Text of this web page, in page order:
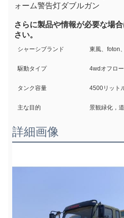
ォーム警告灯ダブルガン
さらに製品や情報が必要な場
さい。
シャーシブランド 東風、foton
駆動タイプ 4wdオフロ
タンク容量 4500リット
主な目的 景観緑化，
詳細画像